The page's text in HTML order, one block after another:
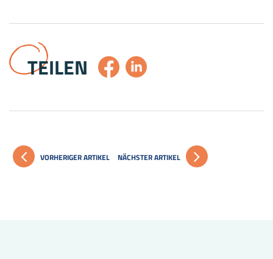
TEILEN
VORHERIGER ARTIKEL NÄCHSTER ARTIKEL